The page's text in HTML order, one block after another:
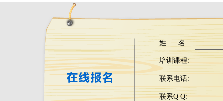
姓 名:
培训课程:
联系电话:
联系Q Q: